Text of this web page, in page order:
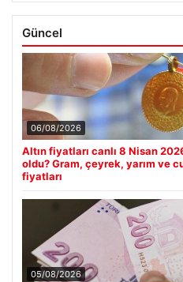
Güncel
06/08/2026
Altın fiyatları canlı 8 Nisan
oldu? Gram, çeyrek, yarım ve
fiyatları
05/08/2026